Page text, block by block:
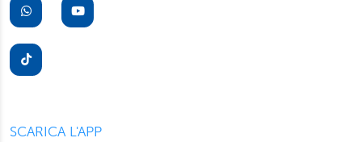
informativa privacy
SCARICA L'APP